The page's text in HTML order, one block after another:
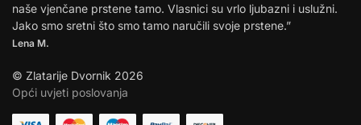
naše vjenčane prstene tamo. Vlasnici su vrlo ljubazni i uslužni.
Jako smo sretni što smo tamo naručili svoje prstene.”
Lena M.
© Zlatarije Dvornik 2026
Opći uvjeti poslovanja